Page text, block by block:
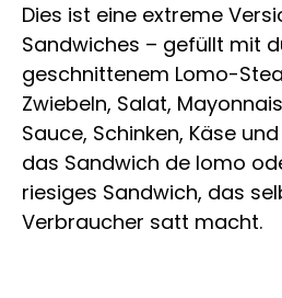
Dies ist eine extreme
Sandwiches – gefüllt mit
geschnittenem Lomo-
Zwiebeln, Salat,
Sauce, Schinken, Käse
das Sandwich de lomo
riesiges Sandwich, das
Verbraucher satt macht.